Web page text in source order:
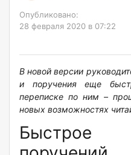
Опубликовано:
28 февраля 2020 в 07:22
В новой версии
и поручения еще
переписке по ним –
новых возможностях
Быстрое